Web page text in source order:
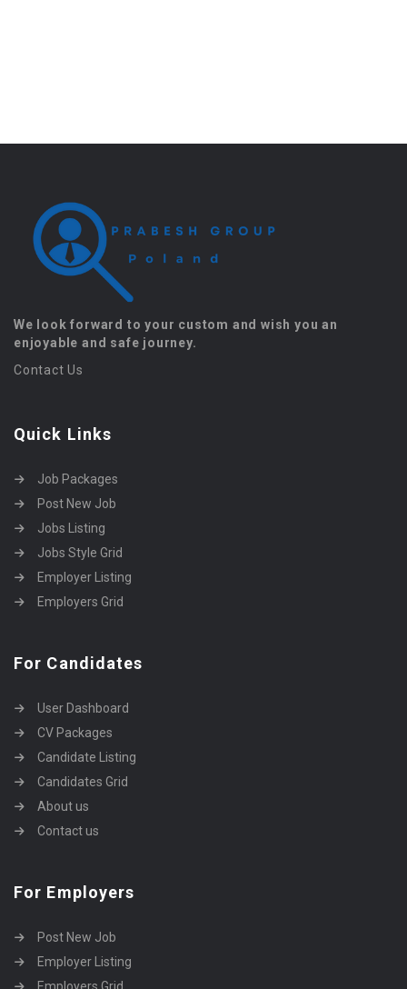
We look forward to your custom and wish you an
enjoyable and safe journey.
Contact Us
Quick Links
Job Packages
Post New Job
Jobs Listing
Jobs Style Grid
Employer Listing
Employers Grid
For Candidates
User Dashboard
CV Packages
Candidate Listing
Candidates Grid
About us
Contact us
For Employers
Post New Job
Employer Listing